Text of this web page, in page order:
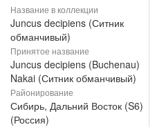
Название в коллекции
Juncus decipiens (Ситник
обманчивый)
Принятое название
Juncus decipiens (Buchenau)
Nakai (Ситник обманчивый)
Районирование
Сибирь, Дальний Восток (S6)
(Россия)